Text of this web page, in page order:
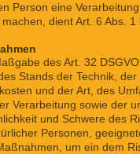
Person eine
dient Art. 6 Abs. 1
des Art. 32
Stands der Technik, der
und der Art, des
Verarbeitung sowie der
und Schwere des
Personen,
um ein dem